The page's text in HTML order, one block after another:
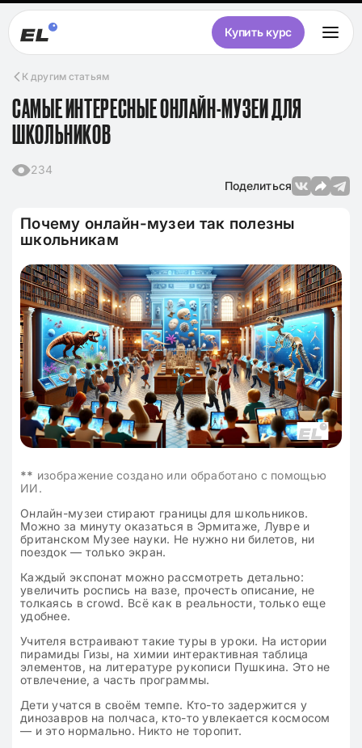
Купить курс
К другим статьям
САМЫЕ ИНТЕРЕСНЫЕ ОНЛАЙН-МУЗЕИ ДЛЯ
ШКОЛЬНИКОВ
234
Поделиться
Почему онлайн-музеи так полезны
школьникам
** изображение создано или обработано с помощью
ИИ.
Онлайн-музеи стирают границы для школьников.
Можно за минуту оказаться в Эрмитаже, Лувре и
британском Музее науки. Не нужно ни билетов, ни
поездок — только экран.
Каждый экспонат можно рассмотреть детально:
увеличить роспись на вазе, прочесть описание, не
толкаясь в crowd. Всё как в реальности, только еще
удобнее.
Учителя встраивают такие туры в уроки. На истории
пирамиды Гизы, на химии интерактивная таблица
элементов, на литературе рукописи Пушкина. Это не
отвлечение, а часть программы.
Дети учатся в своём темпе. Кто-то задержится у
динозавров на полчаса, кто-то увлекается космосом
— и это нормально. Никто не торопит.